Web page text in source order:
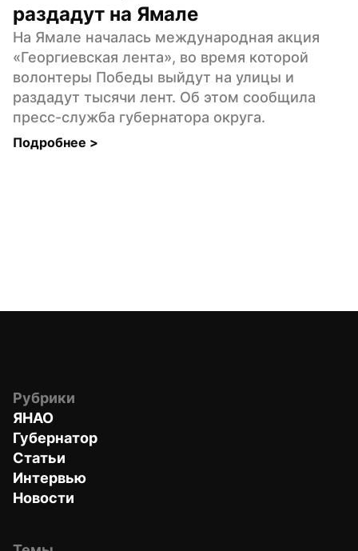
раздадут на Ямале
На Ямале началась международная акция
«Георгиевская лента», во время которой
волонтеры Победы выйдут на улицы и
раздадут тысячи лент. Об этом сообщила
пресс-служба губернатора округа.
Подробнее >
Рубрики
ЯНАО
Губернатор
Статьи
Интервью
Новости